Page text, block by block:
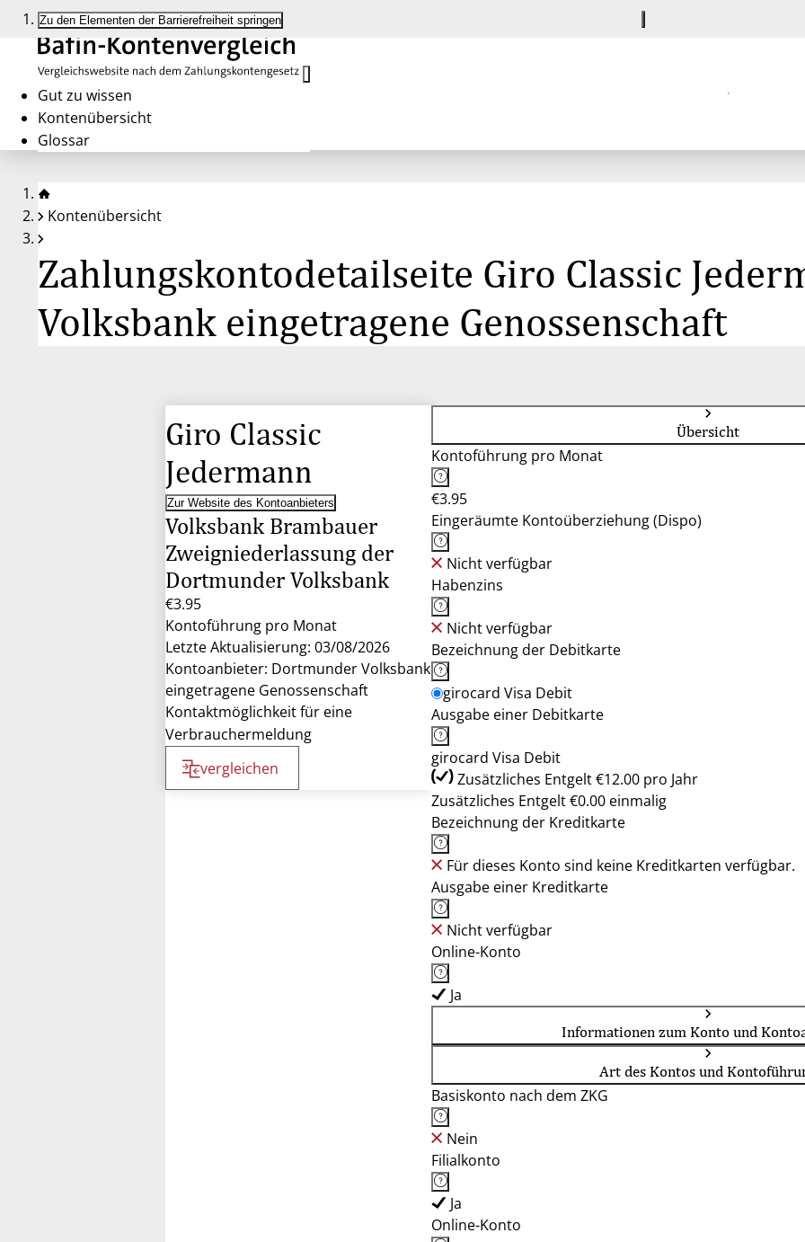
Zu den Elementen der Barrierefreiheit springen
Gut zu wissen
Kontenübersicht
Glossar
Kontenübersicht
Zahlungskontodetailseite Giro Classic
Volksbank eingetragene Genossenschaft
Giro Classic
Jedermann
Zur Website des Kontoanbieters
Volksbank Brambauer
Zweigniederlassung der
Dortmunder Volksbank
€3.95
Kontoführung pro Monat
Letzte Aktualisierung: 03/08/2026
Kontoanbieter: Dortmunder Volksbank
eingetragene Genossenschaft
Kontaktmöglichkeit für eine
Verbrauchermeldung
vergleichen
Übersicht
Kontoführung pro Monat
€3.95
Eingeräumte Kontoüberziehung (Dispo)
Nicht verfügbar
Habenzins
Nicht verfügbar
Bezeichnung der Debitkarte
girocard Visa Debit
Ausgabe einer Debitkarte
girocard Visa Debit
Zusätzliches Entgelt €12.00 pro Jahr
Zusätzliches Entgelt €0.00 einmalig
Bezeichnung der Kreditkarte
Für dieses Konto sind keine Kreditkarten verfügbar.
Ausgabe einer Kreditkarte
Nicht verfügbar
Online-Konto
Ja
Informationen zum Konto und
Art des Kontos und
Basiskonto nach dem ZKG
Nein
Filialkonto
Ja
Online-Konto